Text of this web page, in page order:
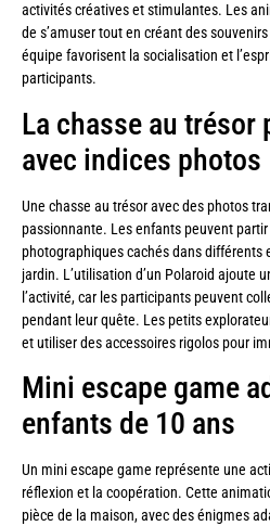
activités créatives et stimulantes. Les
de s’amuser tout en créant des
équipe favorisent la socialisation et
participants.
La chasse au trésor
avec indices photos
Une chasse au trésor avec des photos
passionnante. Les enfants peuvent partir
photographiques cachés dans différents
jardin. L’utilisation d’un Polaroid ajoute
l’activité, car les participants peuvent
pendant leur quête. Les petits
et utiliser des accessoires rigolos pour
Mini escape game
enfants de 10 ans
Un mini escape game représente une
réflexion et la coopération. Cette
pièce de la maison, avec des énigmes